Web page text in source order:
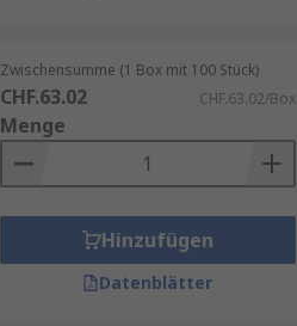
Zwischensumme (1 Box mit 100 Stück)
CHF.63.02 CHF.63.02/Box
Menge
Hinzufügen
Datenblätter